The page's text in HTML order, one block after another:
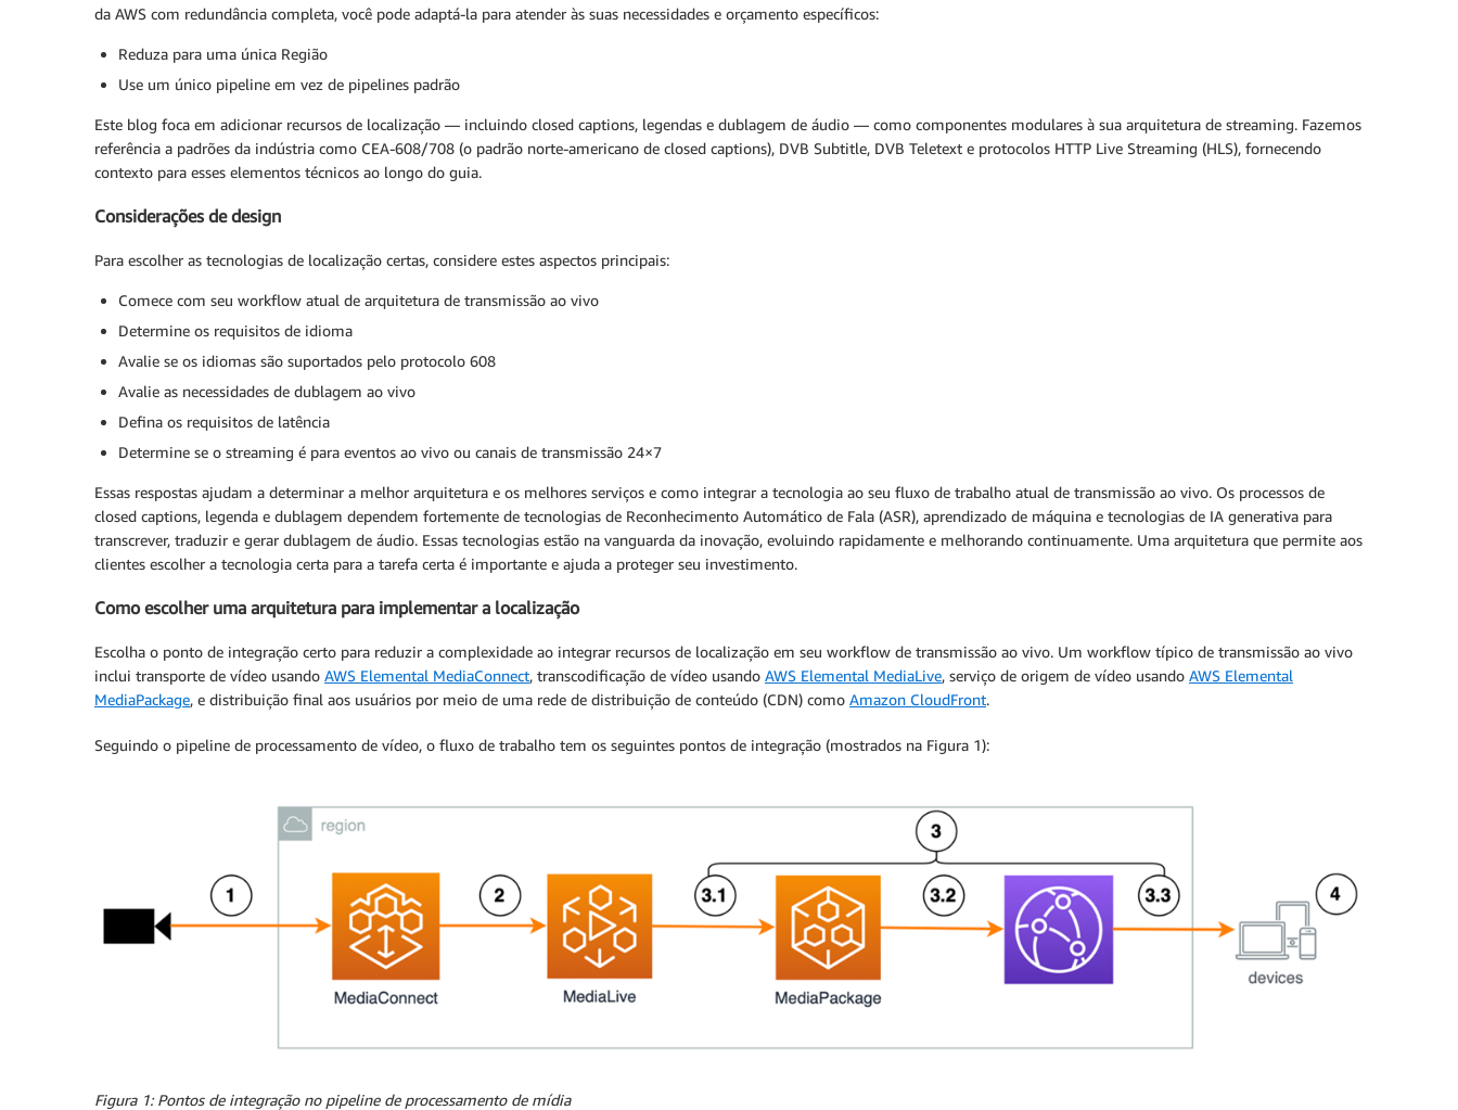
da AWS com redundância completa, você pode adaptá-la para atender às suas necessidades e orçamento específicos:
Reduza para uma única Região
Use um único pipeline em vez de pipelines padrão
Este blog foca em adicionar recursos de localização — incluindo closed captions, legendas e dublagem de áudio — como componentes modulares à sua arquitetura de streaming. Fazemos
referência a padrões da indústria como CEA-608/708 (o padrão norte-americano de closed captions), DVB Subtitle, DVB Teletext e protocolos HTTP Live Streaming (HLS), fornecendo
contexto para esses elementos técnicos ao longo do guia.
Considerações de design
Para escolher as tecnologias de localização certas, considere estes aspectos principais:
Comece com seu workflow atual de arquitetura de transmissão ao vivo
Determine os requisitos de idioma
Avalie se os idiomas são suportados pelo protocolo 608
Avalie as necessidades de dublagem ao vivo
Defina os requisitos de latência
Determine se o streaming é para eventos ao vivo ou canais de transmissão 24×7
Essas respostas ajudam a determinar a melhor arquitetura e os melhores serviços e como integrar a tecnologia ao seu fluxo de trabalho atual de transmissão ao vivo. Os processos de
closed captions, legenda e dublagem dependem fortemente de tecnologias de Reconhecimento Automático de Fala (ASR), aprendizado de máquina e tecnologias de IA generativa para
transcrever, traduzir e gerar dublagem de áudio. Essas tecnologias estão na vanguarda da inovação, evoluindo rapidamente e melhorando continuamente. Uma arquitetura que permite aos
clientes escolher a tecnologia certa para a tarefa certa é importante e ajuda a proteger seu investimento.
Como escolher uma arquitetura para implementar a localização
Escolha o ponto de integração certo para reduzir a complexidade ao integrar recursos de localização em seu workflow de transmissão ao vivo. Um workflow típico de transmissão ao vivo
inclui transporte de vídeo usando AWS Elemental MediaConnect, transcodificação de vídeo usando AWS Elemental MediaLive, serviço de origem de vídeo usando AWS Elemental
MediaPackage, e distribuição final aos usuários por meio de uma rede de distribuição de conteúdo (CDN) como Amazon CloudFront.
Seguindo o pipeline de processamento de vídeo, o fluxo de trabalho tem os seguintes pontos de integração (mostrados na Figura 1):
Figura 1: Pontos de integração no pipeline de processamento de mídia